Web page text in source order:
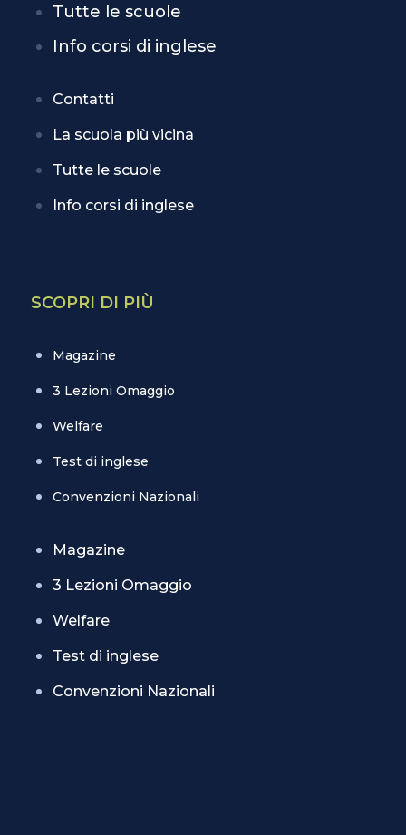
Tutte le scuole
Info corsi di inglese
Contatti
La scuola più vicina
Tutte le scuole
Info corsi di inglese
SCOPRI DI PIÙ
Magazine
3 Lezioni Omaggio
Welfare
Test di inglese
Convenzioni Nazionali
Magazine
3 Lezioni Omaggio
Welfare
Test di inglese
Convenzioni Nazionali